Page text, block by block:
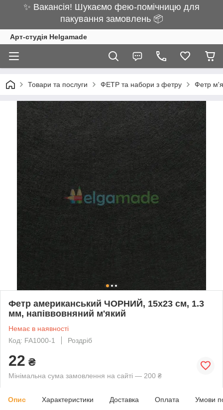
✨ Вакансія! Шукаємо фею-помічницю для
пакування замовлень 📦
Арт-студія Helgamade
Товари та послуги ФЕТР та набори з фетру Фетр
Фетр американський ЧОРНИЙ, 15x23 см, 1.3
мм, напіввовняний м'який
Немає в наявності
Код: FA1000-1
Роздріб
22 ₴
Мінімальна сума замовлення на сайті — 200 ₴
Опис Характеристики Доставка Оплата Умови